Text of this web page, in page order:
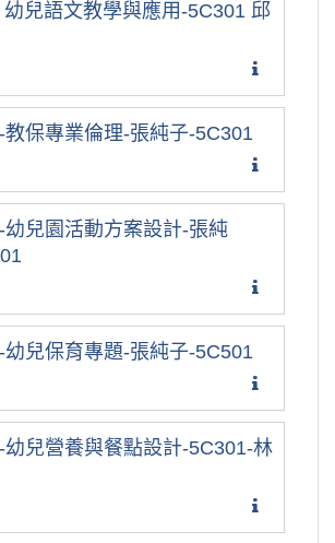
幼兒語文教學與應用-5C301 邱
教保專業倫理-張純子-5C301
幼兒園活動方案設計-張純
幼兒保育專題-張純子-5C501
幼兒營養與餐點設計-5C301-林